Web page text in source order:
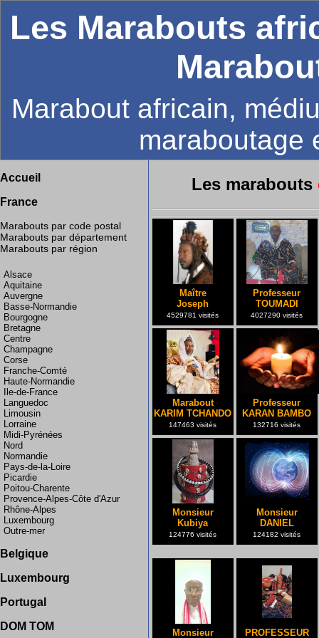
Les Marabouts
Marabout africain,
maraboutage
Accueil
France
Marabouts par code postal
Marabouts par département
Marabouts par région
Alsace
Aquitaine
Auvergne
Basse-Normandie
Bourgogne
Bretagne
Centre
Champagne
Corse
Franche-Comté
Haute-Normandie
Ile-de-France
Languedoc
Limousin
Lorraine
Midi-Pyrénées
Nord
Normandie
Pays-de-la-Loire
Picardie
Poitou-Charente
Provence-Alpes-Côte d'Azur
Rhône-Alpes
Luxembourg
Outre-mer
Allemagne
Bruxelles
France
Portugal
Martinique Guadeloupe
La Réunion
Belgique
Luxembourg
Portugal
DOM TOM
Les marabouts
Maître
Joseph
4529781 visités
Professeur
TOUMADI
4027290 visités
Marabout
KARIM TCHANDO
147463 visités
Professeur
KARAN BAMBO
132716 visités
Monsieur
Kubiya
124776 visités
Monsieur
DANIEL
124182 visités
Monsieur
PROFESSEUR